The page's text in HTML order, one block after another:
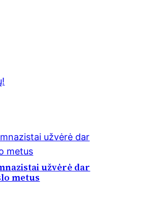
užvėrė dar
metus